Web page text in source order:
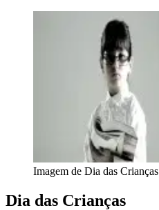
Imagem de Dia das Crianças
Dia das Crianças